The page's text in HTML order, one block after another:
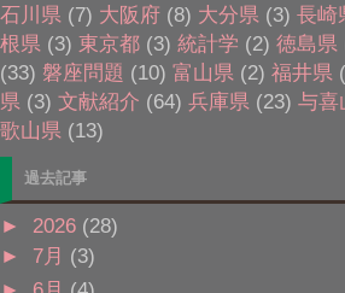
石川県 (7) 大阪府 (8) 大分県 (3) 長崎
根県 (3) 東京都 (3) 統計学 (2) 徳島県
(33) 磐座問題 (10) 富山県 (2) 福井県
県 (3) 文献紹介 (64) 兵庫県 (23) 与喜
歌山県 (13)
過去記事
► 2026 (28)
► 7月 (3)